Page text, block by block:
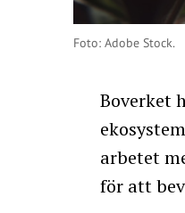
Foto: Adobe Stock.
Boverket
arbetet
för att